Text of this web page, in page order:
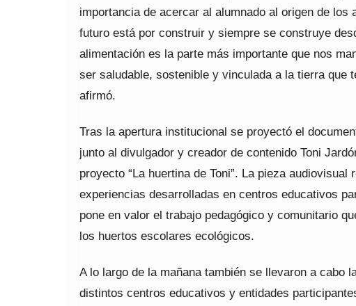
importancia de acercar al alumnado al origen de los
futuro está por construir y siempre se construye
alimentación es la parte más importante que nos
ser saludable, sostenible y vinculada a la tierra que
afirmó.
Tras la apertura institucional se proyectó el
junto al divulgador y creador de contenido Toni
proyecto “La huertina de Toni”. La pieza audiovisual
experiencias desarrolladas en centros educativos
pone en valor el trabajo pedagógico y comunitario
los huertos escolares ecológicos.
A lo largo de la mañana también se llevaron a cabo
distintos centros educativos y entidades